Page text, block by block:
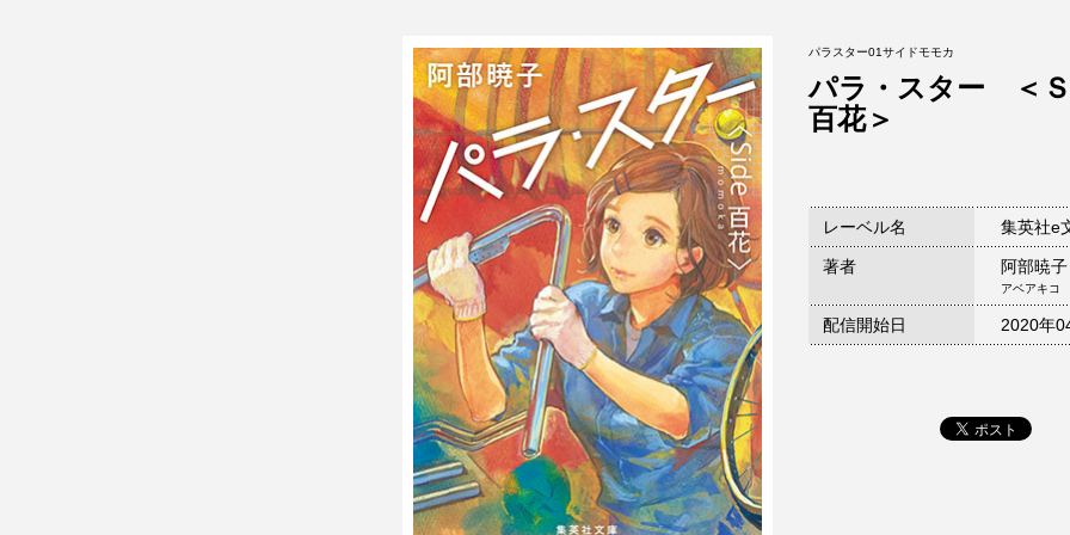
パラスター01サイドモモカ
パラ・スター ＜
百花＞
レーベル名 集英社e
著者 阿部暁子
アベアキコ
配信開始日 2020年